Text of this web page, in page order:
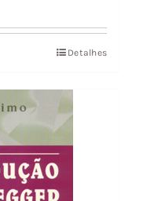
Detalhes